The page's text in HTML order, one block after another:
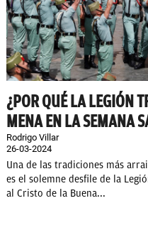
¿POR QUÉ LA LEGIÓN
MENA EN LA SEMANA
Rodrigo Villar
26-03-2024
Una de las tradiciones más
es el solemne desfile de la
al Cristo de la Buena...